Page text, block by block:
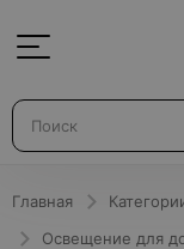
Главная
Освещение для